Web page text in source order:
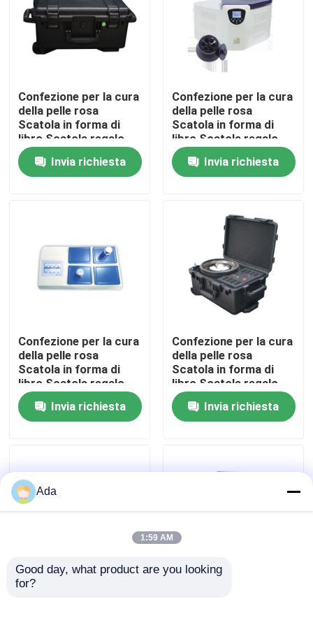
Prodotti
Mostra VR
Circa noi
Controllo di qualità
Notizie
Confezione per la cura
della pelle rosa
Scatola in forma di
libro Scatola regalo
cosmetica Scatola di
carta magnetica per la
cura della pelle
Invia richiesta
Confezione per la cura
della pelle rosa
Scatola in forma di
libro Scatola regalo
cosmetica Scatola di
carta magnetica per la
cura della pelle
Invia richiesta
Confezione per la cura
della pelle rosa
Scatola in forma di
libro Scatola regalo
cosmetica Scatola di
carta magnetica per la
cura della pelle
Invia richiesta
Confezione per la cura
della pelle rosa
Scatola in forma di
libro Scatola regalo
cosmetica Scatola di
carta magnetica per la
cura della pelle
Invia richiesta
Confezione per la cura
Ada
1:59 AM
Good day, what product are you looking
for?